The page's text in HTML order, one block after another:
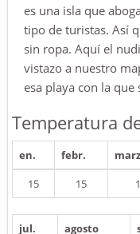
es una isla que
tipo de turistas. Así
sin ropa. Aquí el
vistazo a nuestro
esa playa con la
Temperatura
en. febr.
15
15
jul. agosto